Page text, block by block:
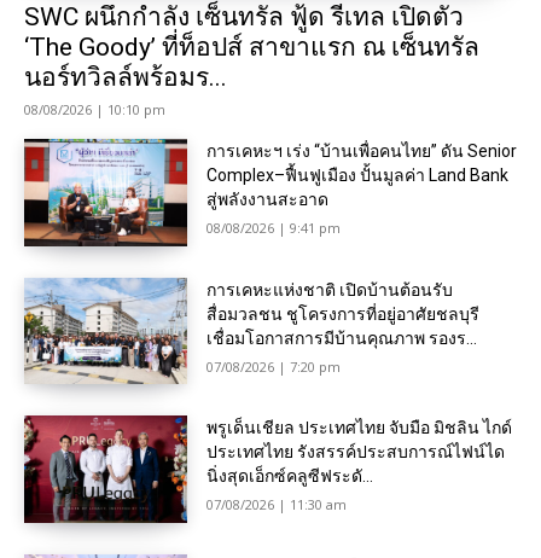
SWC ผนึกกำลัง เซ็นทรัล ฟู้ด รีเทล เปิดตัว
‘The Goody’ ที่ท็อปส์ สาขาแรก ณ เซ็นทรัล
นอร์ทวิลล์พร้อมร...
08/08/2026 | 10:10 pm
การเคหะฯ เร่ง “บ้านเพื่อคนไทย” ดัน Senior
Complex–ฟื้นฟูเมือง ปั้นมูลค่า Land Bank
สู่พลังงานสะอาด
08/08/2026 | 9:41 pm
การเคหะแห่งชาติ เปิดบ้านต้อนรับ
สื่อมวลชน ชูโครงการที่อยู่อาศัยชลบุรี
เชื่อมโอกาสการมีบ้านคุณภาพ รองร...
07/08/2026 | 7:20 pm
พรูเด็นเชียล ประเทศไทย จับมือ มิชลิน ไกด์
ประเทศไทย รังสรรค์ประสบการณ์ไฟน์ได
นิ่งสุดเอ็กซ์คลูซีฟระดั...
07/08/2026 | 11:30 am